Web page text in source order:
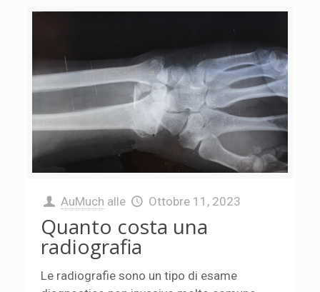
AuMuch alle Ottobre 11, 2023
Quanto costa una
radiografia
Le radiografie sono un tipo di esame